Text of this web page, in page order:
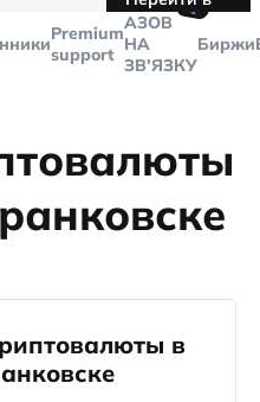
$5000
Telegram
Premium
support
🤙
AЗОВ
НА
ЗВ'ЯЗКУ
Биржи
в